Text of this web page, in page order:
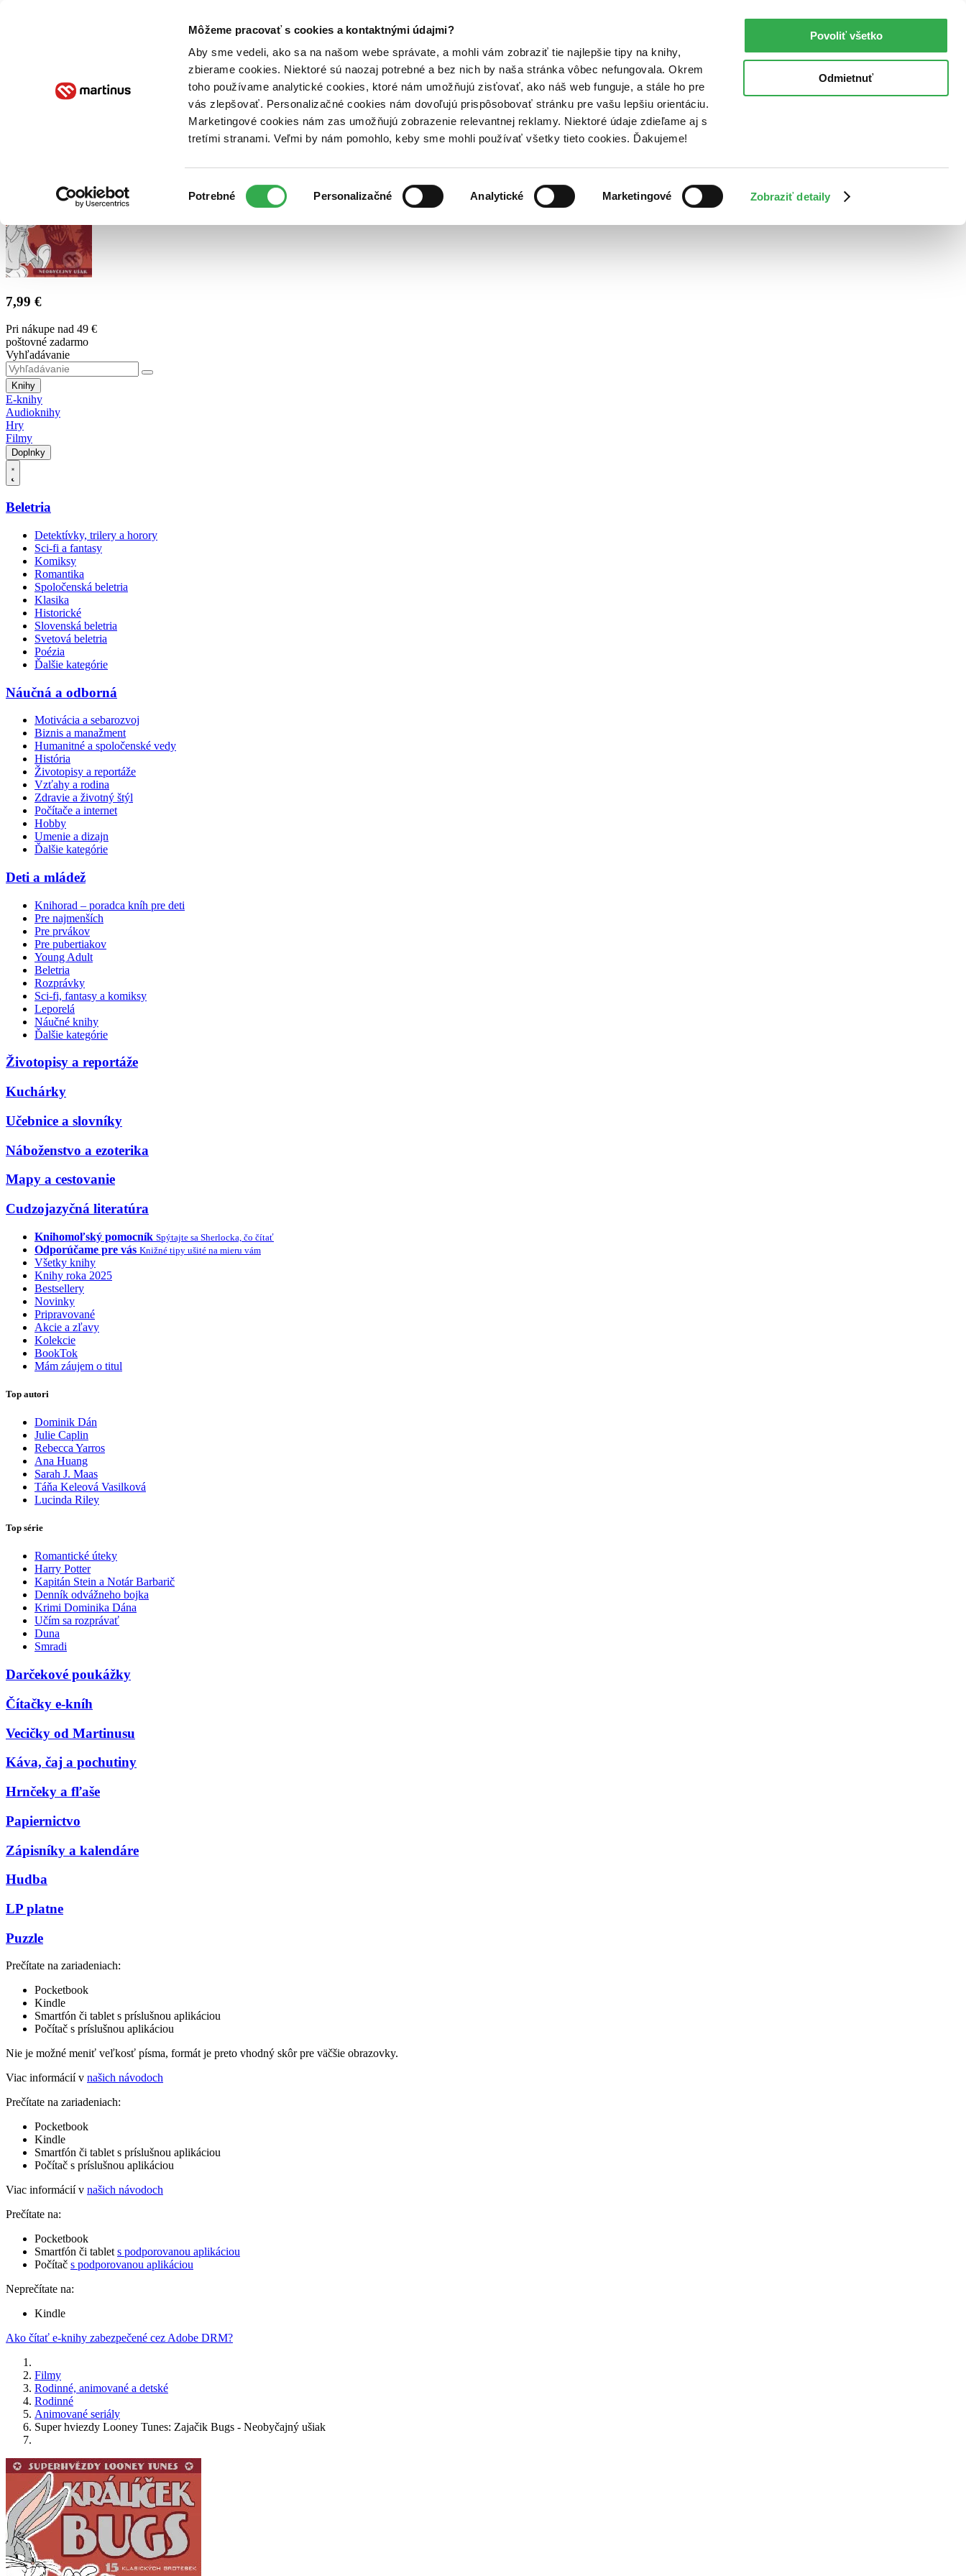
Môžeme pracovať s cookies a kontaktnými údajmi?
Aby sme vedeli, ako sa na našom webe správate, a mohli vám zobraziť tie najlepšie tipy na knihy,
zbierame cookies. Niektoré sú naozaj potrebné a bez nich by naša stránka vôbec nefungovala. Okrem
toho používame analytické cookies, ktoré nám umožňujú zisťovať, ako náš web funguje, a stále ho pre
vás zlepšovať. Personalizačné cookies nám dovoľujú prispôsobovať stránku pre vašu lepšiu orientáciu.
Marketingové cookies nám zas umožňujú zobrazenie relevantnej reklamy. Niektoré údaje zdieľame aj s
tretími stranami. Veľmi by nám pomohlo, keby sme mohli používať všetky tieto cookies. Ďakujeme!
súhlasu
Potrebné Personalizačné Analytické Marketingové Zobraziť detaily
Povoliť všetko
Odmietnuť
Poukážky Kontakt
7,99 €
Pri nákupe nad 49 €
poštovné zadarmo
Vyhľadávanie
Knihy
E-knihy
Audioknihy
Hry
Filmy
Doplnky
Beletria
Detektívky, trilery a horory
Sci-fi a fantasy
Komiksy
Romantika
Spoločenská beletria
Klasika
Historické
Slovenská beletria
Svetová beletria
Poézia
Ďalšie kategórie
Náučná a odborná
Motivácia a sebarozvoj
Biznis a manažment
Humanitné a spoločenské vedy
História
Životopisy a reportáže
Vzťahy a rodina
Zdravie a životný štýl
Počítače a internet
Hobby
Umenie a dizajn
Ďalšie kategórie
Deti a mládež
Knihorad – poradca kníh pre deti
Pre najmenších
Pre prvákov
Pre pubertiakov
Young Adult
Beletria
Rozprávky
Sci-fi, fantasy a komiksy
Leporelá
Náučné knihy
Ďalšie kategórie
Životopisy a reportáže
Kuchárky
Učebnice a slovníky
Náboženstvo a ezoterika
Mapy a cestovanie
Cudzojazyčná literatúra
Knihomoľský pomocník Spýtajte sa Sherlocka, čo čítať
Odporúčame pre vás Knižné tipy ušité na mieru vám
Všetky knihy
Knihy roka 2025
Bestsellery
Novinky
Pripravované
Akcie a zľavy
Kolekcie
BookTok
Mám záujem o titul
Top autori
Dominik Dán
Julie Caplin
Rebecca Yarros
Ana Huang
Sarah J. Maas
Táňa Keleová Vasilková
Lucinda Riley
Top série
Romantické úteky
Harry Potter
Kapitán Stein a Notár Barbarič
Denník odvážneho bojka
Krimi Dominika Dána
Učím sa rozprávať
Duna
Smradi
Darčekové poukážky
Čítačky e-kníh
Vecičky od Martinusu
Káva, čaj a pochutiny
Hrnčeky a fľaše
Papiernictvo
Zápisníky a kalendáre
Hudba
LP platne
Puzzle
Prečítate na zariadeniach:
Pocketbook
Kindle
Smartfón či tablet s príslušnou aplikáciou
Počítač s príslušnou aplikáciou
Nie je možné meniť veľkosť písma, formát je preto vhodný skôr pre väčšie obrazovky.
Viac informácií v našich návodoch
Prečítate na zariadeniach:
Pocketbook
Kindle
Smartfón či tablet s príslušnou aplikáciou
Počítač s príslušnou aplikáciou
Viac informácií v našich návodoch
Prečítate na:
Pocketbook
Smartfón či tablet s podporovanou aplikáciou
Počítač s podporovanou aplikáciou
Neprečítate na:
Kindle
Ako čítať e-knihy zabezpečené cez Adobe DRM?
Filmy
Rodinné, animované a detské
Rodinné
Animované seriály
Super hviezdy Looney Tunes: Zajačik Bugs - Neobyčajný ušiak